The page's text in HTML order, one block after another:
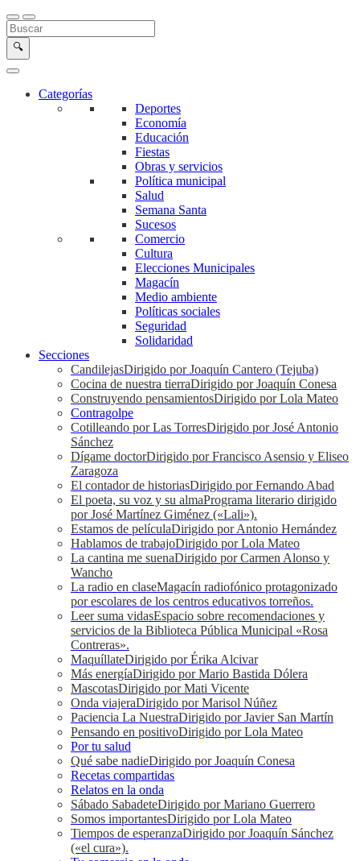
Buscar en la web
Buscar
🔍
Categorías
Deportes
Economía
Educación
Fiestas
Obras y servicios
Política municipal
Salud
Semana Santa
Sucesos
Comercio
Cultura
Elecciones Municipales
Magacín
Medio ambiente
Políticas sociales
Seguridad
Solidaridad
Secciones
CandilejasDirigido por Joaquín Cantero (Tejuba)
Cocina de nuestra tierraDirigido por Joaquín Conesa
Construyendo pensamientosDirigido por Lola Mateo
Contragolpe
Cotilleando por Las TorresDirigido por José Antonio
Sánchez
Dígame doctorDirigido por Francisco Asensio y Eliseo
Zaragoza
El contador de historiasDirigido por Fernando Abad
El poeta, su voz y su almaPrograma literario dirigido
por José Martínez Giménez («Lali»).
Estamos de películaDirigido por Antonio Hernández
Hablamos de trabajoDirigido por Lola Mateo
La cantina me suenaDirigido por Carmen Alonso y
Wancho
La radio en claseMagacín radiofónico protagonizado
por escolares de los centros educativos torreños.
Leer suma vidasEspacio sobre recomendaciones y
servicios de la Biblioteca Pública Municipal «Rosa
Contreras».
MaquíllateDirigido por Érika Alcivar
Más energíaDirigido por Mario Bastida Dólera
MascotasDirigido por Mati Vicente
Onda viajeraDirigido por Marisol Núñez
Paciencia La NuestraDirigido por Javier San Martín
Pensando en positivoDirigido por Lola Mateo
Por tu salud
Qué sabe nadieDirigido por Joaquín Conesa
Recetas compartidas
Relatos en la onda
Sábado SabadeteDirigido por Mariano Guerrero
Somos importantesDirigido por Lola Mateo
Tiempos de esperanzaDirigido por Joaquín Sánchez
(«el cura»).